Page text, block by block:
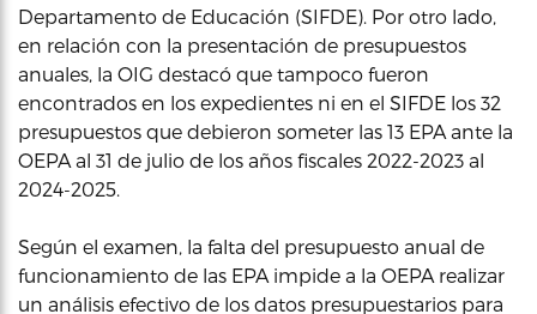
Departamento de Educación (SIFDE). Por otro lado,
en relación con la presentación de presupuestos
anuales, la OIG destacó que tampoco fueron
encontrados en los expedientes ni en el SIFDE los 32
presupuestos que debieron someter las 13 EPA ante la
OEPA al 31 de julio de los años fiscales 2022-2023 al
2024-2025.
Según el examen, la falta del presupuesto anual de
funcionamiento de las EPA impide a la OEPA realizar
un análisis efectivo de los datos presupuestarios para